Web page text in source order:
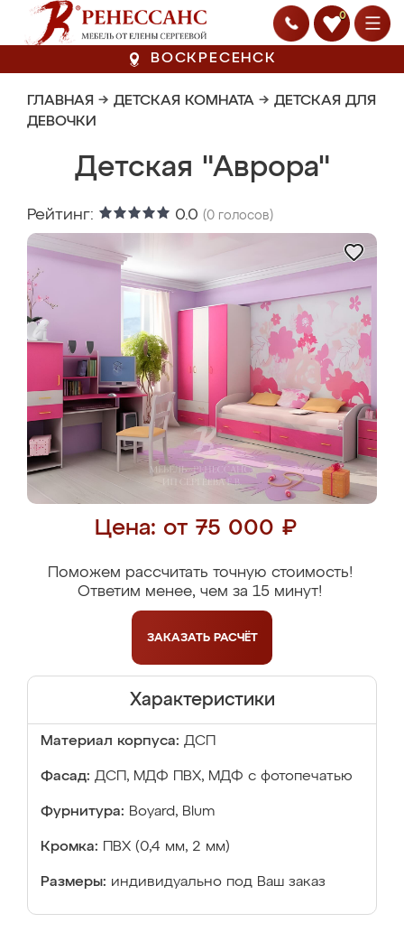
0
ВОСКРЕСЕНСК
ГЛАВНАЯ → ДЕТСКАЯ КОМНАТА → ДЕТСКАЯ ДЛЯ
ДЕВОЧКИ
Детская "Аврора"
Рейтинг: 0.0 (0 голосов)
Цена: от 75 000 ₽
Поможем рассчитать точную стоимость!
Ответим менее, чем за 15 минут!
ЗАКАЗАТЬ РАСЧЁТ
Характеристики
Материал корпуса: ДСП
Фасад: ДСП, МДФ ПВХ, МДФ с фотопечатью
Фурнитура: Boyard, Blum
Кромка: ПВХ (0,4 мм, 2 мм)
Размеры: индивидуально под Ваш заказ